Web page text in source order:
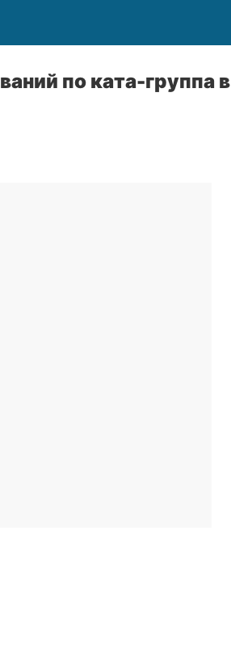
по ката-группа в